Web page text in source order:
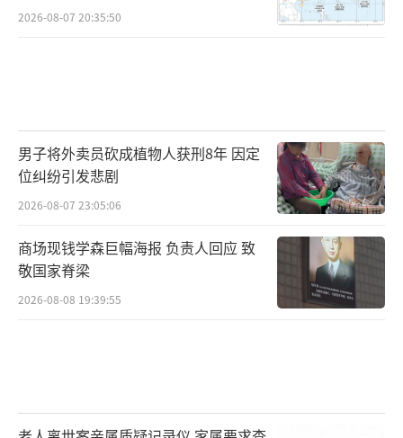
2026-08-07 20:35:50
男子将外卖员砍成植物人获刑8年 因定
位纠纷引发悲剧
2026-08-07 23:05:06
商场现钱学森巨幅海报 负责人回应 致
敬国家脊梁
2026-08-08 19:39:55